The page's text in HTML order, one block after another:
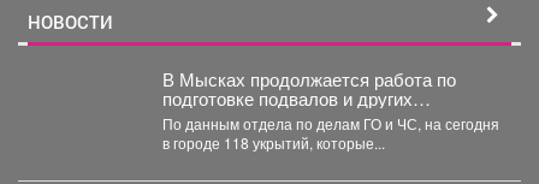
НОВОСТИ
В Мысках продолжается работа по
подготовке подвалов и других
заглубленных помещений для укрытия
населения на случай возникновения
чрезвычайных ситуаций
По данным отдела по делам ГО и ЧС, на сегодня
в городе 118 укрытий, которые...